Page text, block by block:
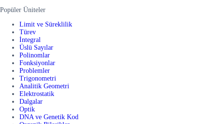
Popüler Üniteler
Limit ve Süreklilik
Türev
İntegral
Üslü Sayılar
Polinomlar
Fonksiyonlar
Problemler
Trigonometri
Analitik Geometri
Elektrostatik
Dalgalar
Optik
DNA ve Genetik Kod